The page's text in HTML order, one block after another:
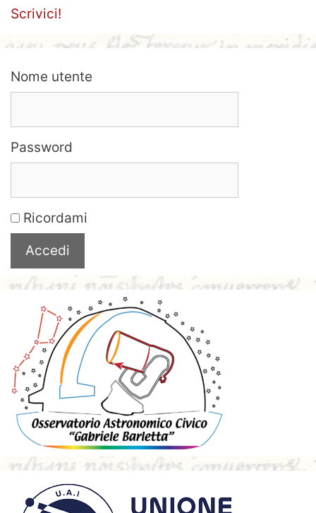
Scrivici!
Nome utente
Password
Ricordami